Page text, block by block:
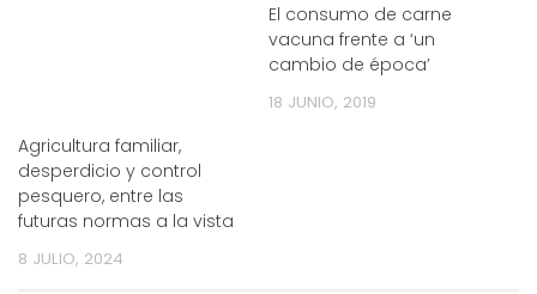
Agricultura familiar,
desperdicio y control
pesquero, entre las
futuras normas a la vista
8 JULIO, 2024
El consumo de carne
vacuna frente a ‘un
cambio de época’
18 JUNIO, 2019